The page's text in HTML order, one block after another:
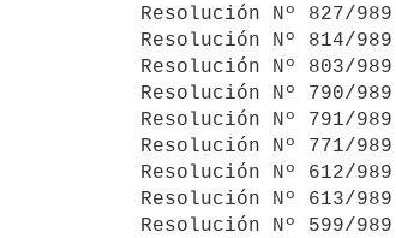
Resolución Nº 827/
Resolución Nº 814/
Resolución Nº 803/
Resolución Nº 790/
Resolución Nº 791/
Resolución Nº 771/
Resolución Nº 612/
Resolución Nº 613/
Resolución Nº 599/